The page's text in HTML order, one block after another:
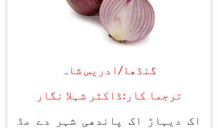
گنڈھا/ادریس شاہ
ترجما کار:ڈاکٹر شہلا نگار
اک دیہاڑ اک پاندھی شہر دے مڈ